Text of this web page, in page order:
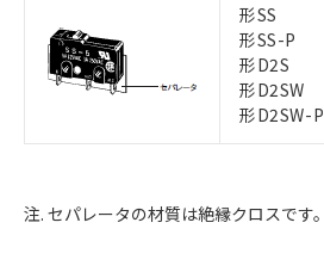
形SS
形SS-P
形D2S
形D2SW
形D2SW-P
注. セパレータの材質は絶縁クロスです。